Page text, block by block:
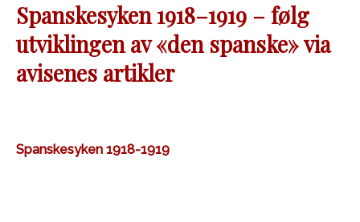
Spanskesyken 1918–1919 – følg
utviklingen av «den spanske» via
avisenes artikler
Spanskesyken 1918-1919